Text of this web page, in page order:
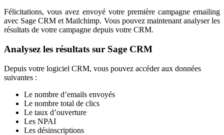
Félicitations, vous avez envoyé votre première campagne emailing
avec Sage CRM et Mailchimp. Vous pouvez maintenant analyser les
résultats de votre campagne depuis votre CRM.
Analysez les résultats sur Sage CRM
Depuis votre logiciel CRM, vous pouvez accéder aux données
suivantes :
Le nombre d’emails envoyés
Le nombre total de clics
Le taux d’ouverture
Les NPAI
Les désinscriptions